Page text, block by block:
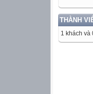
THÀNH
1 khách và